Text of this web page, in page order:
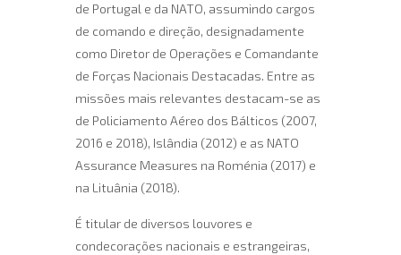
de Portugal e da NATO, assumindo cargos
de comando e direção, designadamente
como Diretor de Operações e Comandante
de Forças Nacionais Destacadas. Entre as
missões mais relevantes destacam-se as
de Policiamento Aéreo dos Bálticos (2007,
2016 e 2018), Islândia (2012) e as NATO
Assurance Measures na Roménia (2017) e
na Lituânia (2018).
É titular de diversos louvores e
condecorações nacionais e estrangeiras,